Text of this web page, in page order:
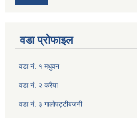
वडा प्रोफाइल
वडा नं. १ मधुवन
वडा नं. २ करैया
वडा नं. ३ गालाेपट्टीबजनी